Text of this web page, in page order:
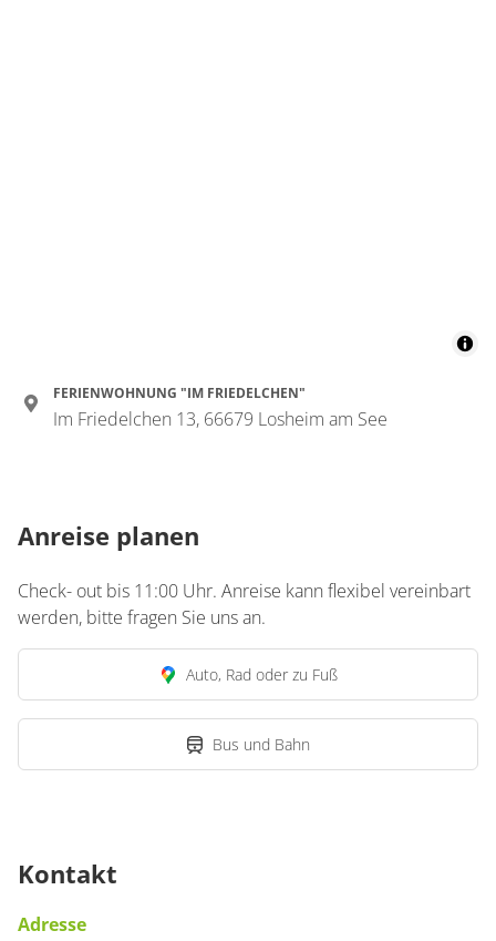
FERIENWOHNUNG "IM FRIEDELCHEN"
Im Friedelchen 13, 66679 Losheim am See
Anreise planen
Check- out bis 11:00 Uhr. Anreise kann flexibel vereinbart
werden, bitte fragen Sie uns an.
Auto, Rad oder zu Fuß
Bus und Bahn
Kontakt
Adresse